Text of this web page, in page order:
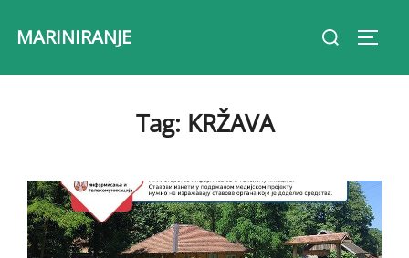
MARINIRANJE
Search
Tag: KRŽAVA